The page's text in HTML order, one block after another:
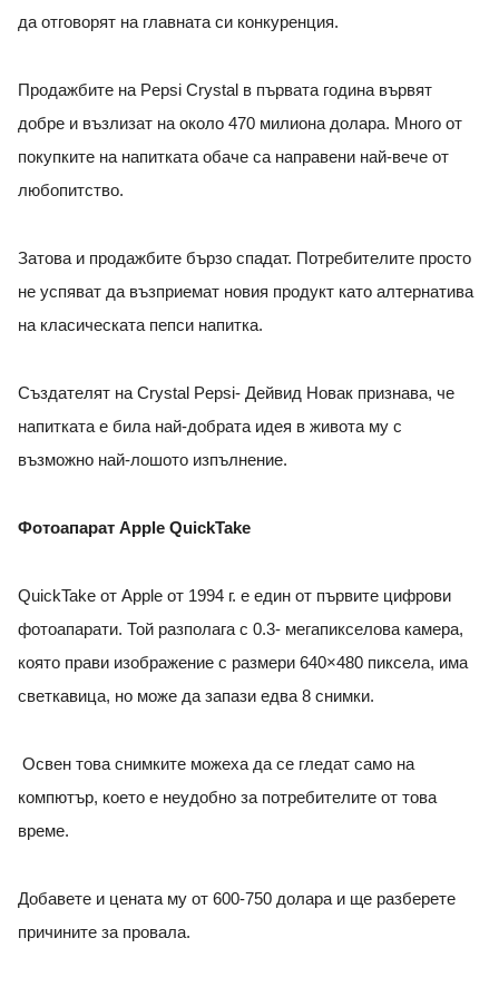
да отговорят на главната си конкуренция.
Продажбите на Pepsi Crystal в първата година вървят
добре и възлизат на около 470 милиона долара. Много от
покупките на напитката обаче са направени най-вече от
любопитство.
Затова и продажбите бързо спадат. Потребителите просто
не успяват да възприемат новия продукт като алтернатива
на класическата пепси напитка.
Създателят на Crystal Pepsi- Дейвид Новак признава, че
напитката е била най-добрата идея в живота му с
възможно най-лошото изпълнение.
Фотоапарат Apple QuickTake
QuickTake от Apple от 1994 г. е един от първите цифрови
фотоапарати. Той разполага с 0.3- мегапикселова камера,
която прави изображение с размери 640×480 пиксела, има
светкавица, но може да запази едва 8 снимки.
Освен това снимките можеха да се гледат само на
компютър, което е неудобно за потребителите от това
време.
Добавете и цената му от 600-750 долара и ще разберете
причините за провала.